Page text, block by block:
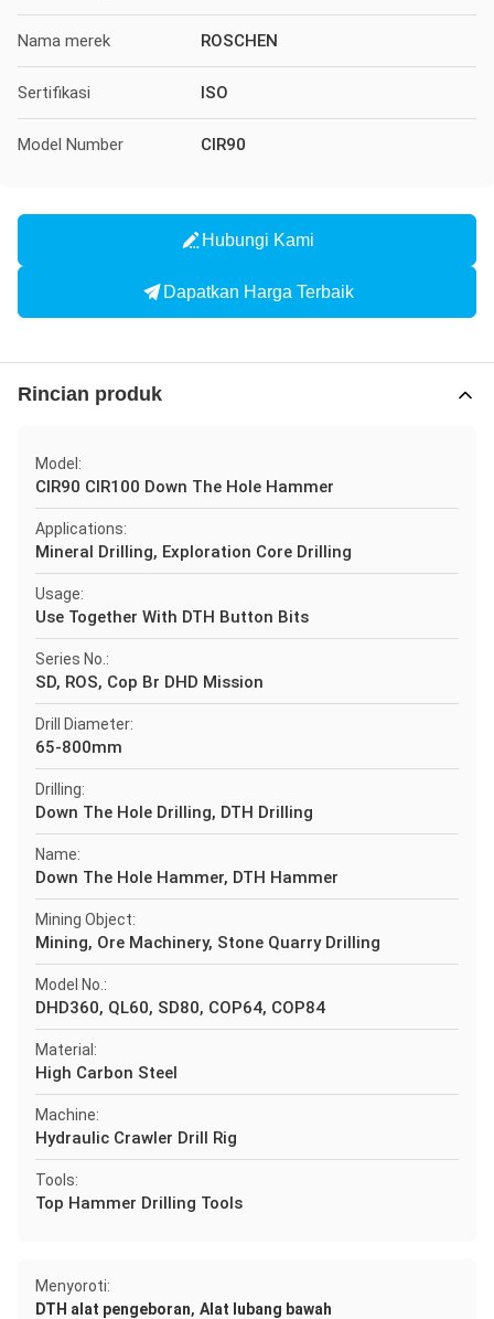
Nama merek ROSCHEN
Sertifikasi ISO
Model Number CIR90
Hubungi Kami
Dapatkan Harga Terbaik
Rincian produk
Model:
CIR90 CIR100 Down The Hole Hammer
Applications:
Mineral Drilling, Exploration Core Drilling
Usage:
Use Together With DTH Button Bits
Series No.:
SD, ROS, Cop Br DHD Mission
Drill Diameter:
65-800mm
Drilling:
Down The Hole Drilling, DTH Drilling
Name:
Down The Hole Hammer, DTH Hammer
Mining Object:
Mining, Ore Machinery, Stone Quarry Drilling
Model No.:
DHD360, QL60, SD80, COP64, COP84
Material:
High Carbon Steel
Machine:
Hydraulic Crawler Drill Rig
Tools:
Top Hammer Drilling Tools
Menyoroti:
DTH alat pengeboran, Alat lubang bawah